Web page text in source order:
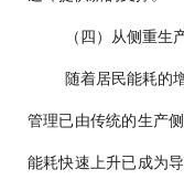
（四）从侧重
随着居民能耗的
管理已由传统的生产
能耗快速上升已成为